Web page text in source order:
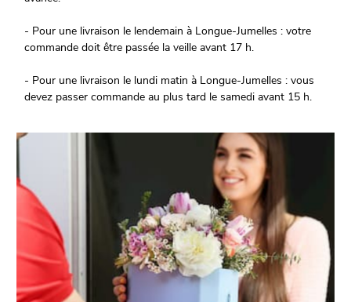
- Pour une livraison le lendemain à Longue-Jumelles : votre
commande doit être passée la veille avant 17 h.
- Pour une livraison le lundi matin à Longue-Jumelles : vous
devez passer commande au plus tard le samedi avant 15 h.